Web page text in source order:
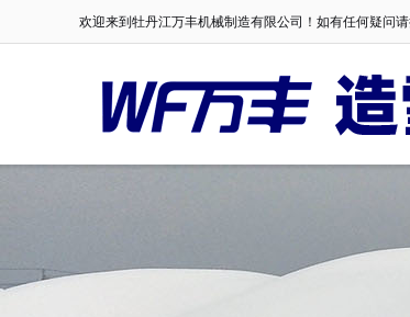
欢迎来到牡丹江万丰机械制造有限公司！如有任何疑问